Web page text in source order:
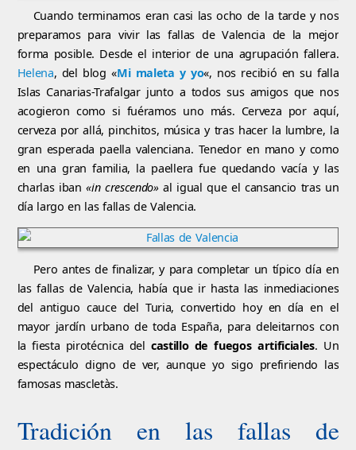
Cuando terminamos eran casi las ocho de la tarde y nos
preparamos para vivir las fallas de Valencia de la mejor
forma posible. Desde el interior de una agrupación fallera.
Helena, del blog «Mi maleta y yo«, nos recibió en su falla
Islas Canarias-Trafalgar junto a todos sus amigos que nos
acogieron como si fuéramos uno más. Cerveza por aquí,
cerveza por allá, pinchitos, música y tras hacer la lumbre, la
gran esperada paella valenciana. Tenedor en mano y como
en una gran familia, la paellera fue quedando vacía y las
charlas iban«in crescendo»al igual que el cansancio tras un
día largo en las fallas de Valencia.
Pero antes de finalizar, y para completar un típico día en
las fallas de Valencia, había que ir hasta las inmediaciones
del antiguo cauce del Turia, convertido hoy en día en el
mayor jardín urbano de toda España, para deleitarnos con
la fiesta pirotécnica del castillo de fuegos artificiales. Un
espectáculo digno de ver, aunque yo sigo prefiriendo las
famosas mascletàs.
Tradición en las fallas de